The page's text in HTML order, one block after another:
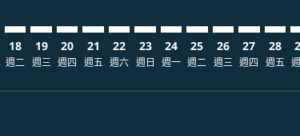
18
週二
19
週三
20
週四
21
週五
22
週六
23
週日
24
週一
25
週二
26
週三
27
週四
28
週五